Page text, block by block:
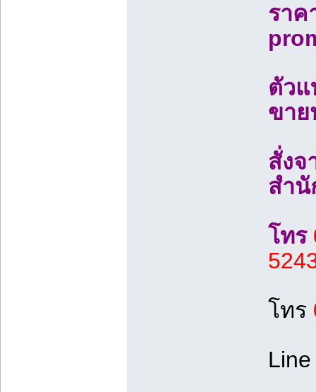
ราค
ตัว
ขาย
สั่งจ
สำนั
โทร
โทร